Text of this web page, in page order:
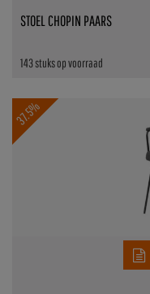
143 stuks op voorraad
STOEL CHOPIN PAARS
37.5%